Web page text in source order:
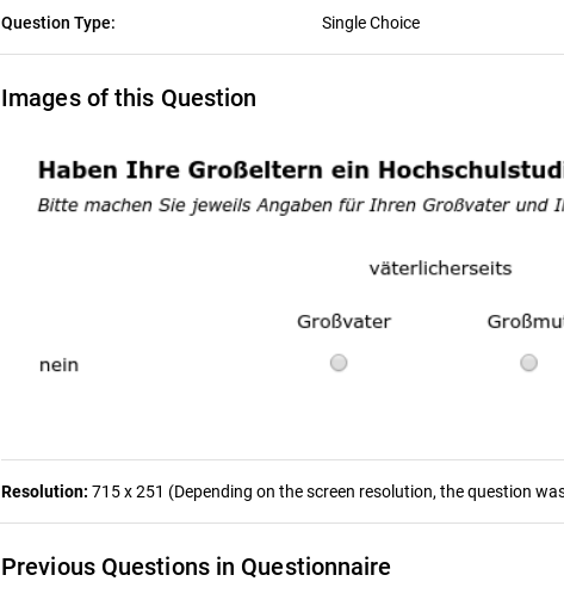
Question Type:
Single Choice
Images of this Question
Resolution: 715 x 251 (Depending on the screen resolution, the question
Previous Questions in Questionnaire